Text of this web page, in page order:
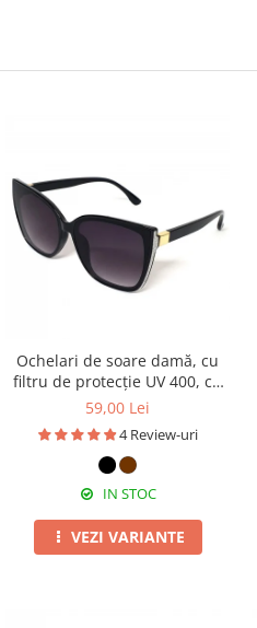
Ochelari de soare damă, cu
filtru de protecție UV 400, cu
toc cadou, OSD36
59,00 Lei
4 Review-uri
IN STOC
VEZI VARIANTE